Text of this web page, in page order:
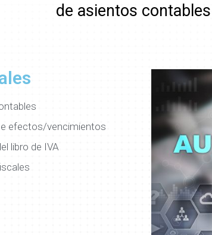
de asientos contables
efectos/vencimientos
libro de IVA